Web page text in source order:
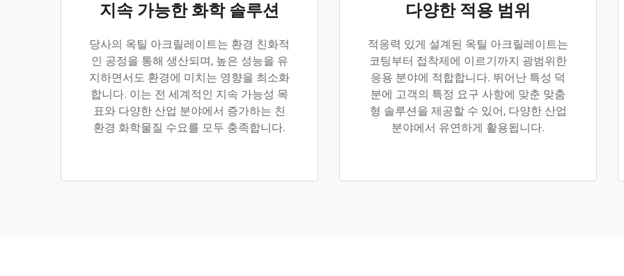
지속 가능한 화학 솔루션
당사의 옥틸 아크릴레이트는 환경 친화적
인 공정을 통해 생산되며, 높은 성능을 유
지하면서도 환경에 미치는 영향을 최소화
합니다. 이는 전 세계적인 지속 가능성 목
표와 다양한 산업 분야에서 증가하는 친
환경 화학물질 수요를 모두 충족합니다.
다양한 적용 범위
적응력 있게 설계된 옥틸 아크릴레이트는
코팅부터 접착제에 이르기까지 광범위한
응용 분야에 적합합니다. 뛰어난 특성 덕
분에 고객의 특정 요구 사항에 맞춘 맞춤
형 솔루션을 제공할 수 있어, 다양한 산업
분야에서 유연하게 활용됩니다.